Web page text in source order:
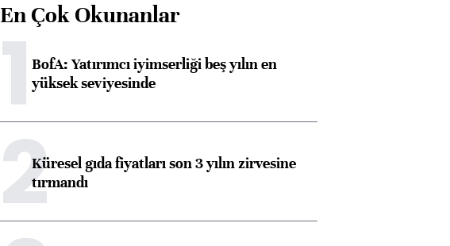
En Çok Okunanlar
1BofA: Yatırımcı iyimserliği beş yılın en
yüksek seviyesinde
2Küresel gıda fiyatları son 3 yılın zirvesine
tırmandı